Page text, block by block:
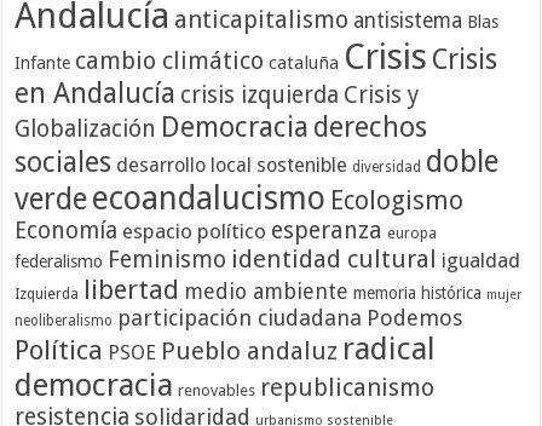
Andalucía anticapitalismo antisistema Blas
Infante cambio climático cataluña Crisis Crisis
en Andalucía crisis izquierda Crisis y
Globalización Democracia derechos
sociales desarrollo local sostenible diversidad doble
verdeecoandalucismo Ecologismo
Economía espacio político esperanza europa
federalismo Feminismo identidad cultural igualdad
Izquierda libertad medio ambiente memoria histórica mujer
neoliberalismo participación ciudadana Podemos
Política PSOE Pueblo andaluz radical
democracia renovables republicanismo
resistencia solidaridad urbanismo sostenible